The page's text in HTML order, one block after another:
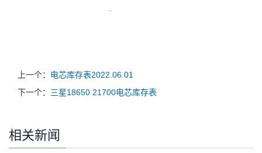
上一个： 电芯库存表2022.06.01
下一个： 三星18650 21700电芯库存表
相关新闻